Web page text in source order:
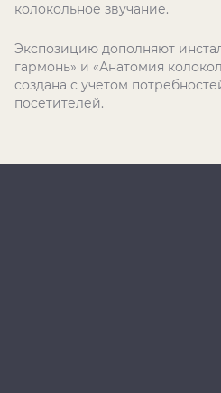
колокольное звучание.
Экспозицию дополняют
гармонь» и «Анатомия
создана с учётом
посетителей.